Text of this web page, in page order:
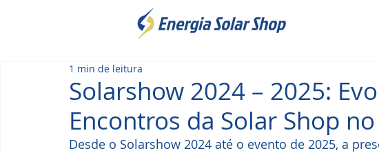
Solarshow 2024 – 2025:
Encontros da Solar Shop
1 min de leitura
Desde o Solarshow 2024 até o evento de 2025, a